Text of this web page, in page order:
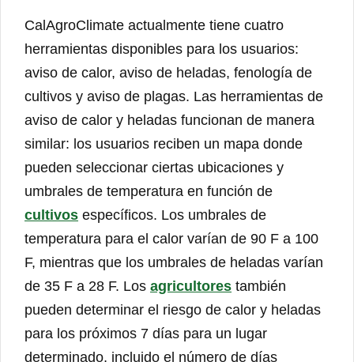
CalAgroClimate actualmente tiene cuatro
herramientas disponibles para los usuarios:
aviso de calor, aviso de heladas, fenología de
cultivos y aviso de plagas. Las herramientas de
aviso de calor y heladas funcionan de manera
similar: los usuarios reciben un mapa donde
pueden seleccionar ciertas ubicaciones y
umbrales de temperatura en función de
cultivos específicos. Los umbrales de
temperatura para el calor varían de 90 F a 100
F, mientras que los umbrales de heladas varían
de 35 F a 28 F. Los agricultores también
pueden determinar el riesgo de calor y heladas
para los próximos 7 días para un lugar
determinado, incluido el número de días